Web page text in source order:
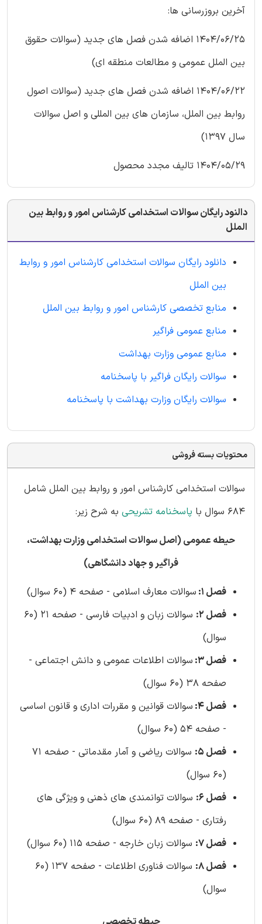
آخرین بروزرسانی ها:
1404/06/25 اضافه شدن فصل های جدید (سوالات حقوق
بین الملل عمومی و مطالعات منطقه ای)
1404/06/22 اضافه شدن فصل های جدید (سوالات اصول
روابط بین الملل، سازمان های بین المللی و اصل سوالات
سال 1397)
1404/05/29 تالیف مجدد محصول
دالنود رایگان سوالات استخدامی کارشناس امور و روابط بین
الملل
دانلود رایگان سوالات استخدامی کارشناس امور و روابط
بین الملل
منابع تخصصی کارشناس امور و روابط بین الملل
منابع عمومی فراگیر
منابع عمومی وزارت بهداشت
سوالات رایگان فراگیر با پاسخنامه
سوالات رایگان وزارت بهداشت با پاسخنامه
محتویات بسته فروشی
سوالات استخدامی کارشناس امور و روابط بین الملل شامل
684 سوال با
پاسخنامه تشریحی به شرح زیر:
حیطه عمومی (اصل سوالات استخدامی وزارت بهداشت،
فراگیر و جهاد دانشگاهی)
فصل 1:
سوالات معارف اسلامی - صفحه 4 (60 سوال)
فصل 2:
سوالات زبان و ادبیات فارسی - صفحه 21 (60
سوال)
فصل 3:
سوالات اطلاعات عمومی و دانش اجتماعی -
صفحه 38 (60 سوال)
فصل 4:
سوالات قوانین و مقررات اداری و قانون اساسی
- صفحه 54 (60 سوال)
فصل 5:
سوالات ریاضی و آمار مقدماتی - صفحه 71
(60 سوال)
فصل 6:
سوالات توانمندی های ذهنی و ویژگی های
رفتاری - صفحه 89 (60 سوال)
فصل 7:
سوالات زبان خارجه - صفحه 115 (60 سوال)
فصل 8:
سوالات فناوری اطلاعات - صفحه 137 (60
سوال)